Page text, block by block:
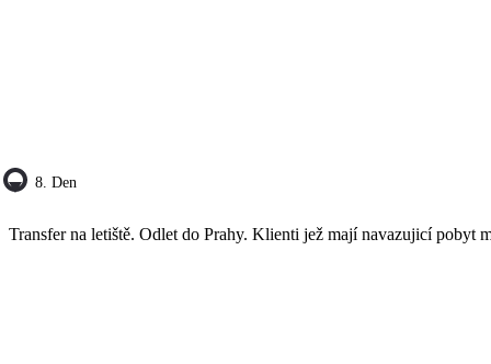
8. Den
Transfer na letiště. Odlet do Prahy. Klienti jež mají navazujicí pobyt